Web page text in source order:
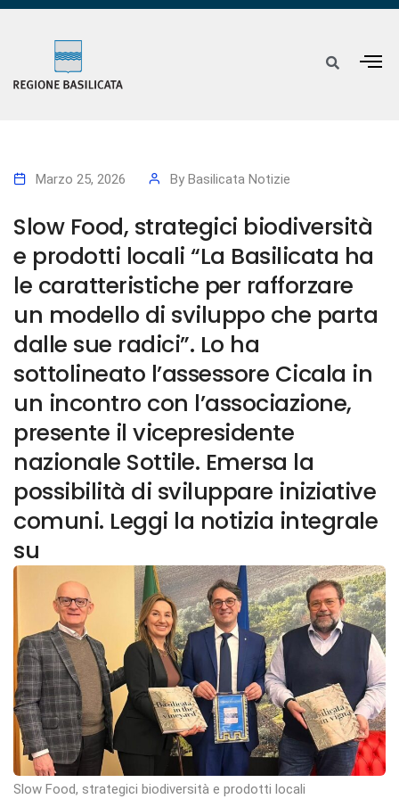
Marzo 25, 2026 By Basilicata Notizie
Slow Food, strategici biodiversità
e prodotti locali “La Basilicata ha
le caratteristiche per rafforzare
un modello di sviluppo che parta
dalle sue radici”. Lo ha
sottolineato l’assessore Cicala in
un incontro con l’associazione,
presente il vicepresidente
nazionale Sottile. Emersa la
possibilità di sviluppare iniziative
comuni. Leggi la notizia integrale
su
Slow Food, strategici biodiversità e prodotti locali